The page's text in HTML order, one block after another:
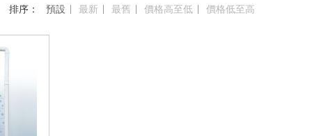
排序： 預設 最新 最舊 價格高至低 價格低至高